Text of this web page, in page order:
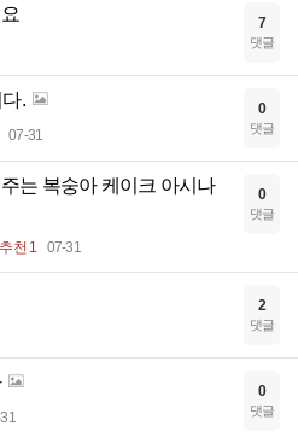
7
댓글
.
07-31
0
댓글
는 복숭아 케이크 아시나
추천 1 07-31
0
댓글
2
댓글
0
댓글